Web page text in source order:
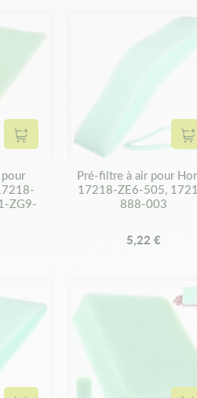
Ajouter au panier
ZG9-
Pré-filtre à air pour
17218-ZE6-505,
888-003
5,22 €